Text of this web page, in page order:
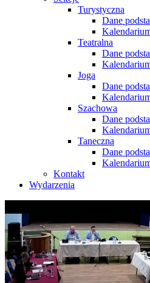
Turystyczna
Dane
Teatralna
Dane
Joga
Dane
Szachowa
Dane
Taneczna
Dane
Kontakt
Wydarzenia